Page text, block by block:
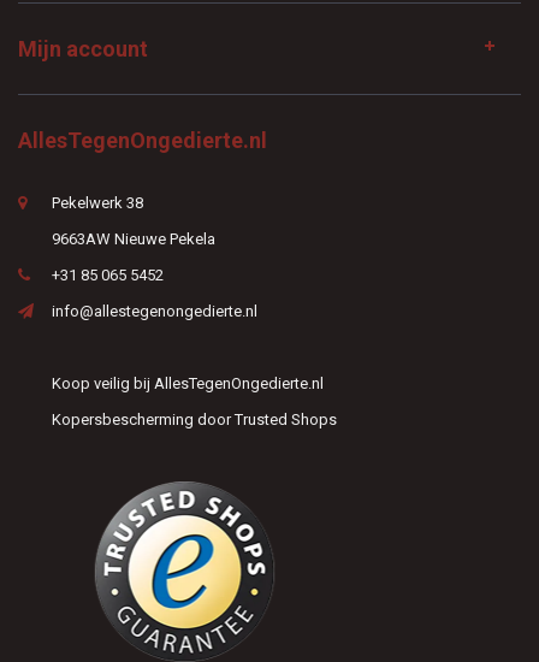
Mijn account
AllesTegenOngedierte.nl
Pekelwerk 38
9663AW Nieuwe Pekela
+31 85 065 5452
info@allestegenongedierte.nl
Koop veilig bij AllesTegenOngedierte.nl
Kopersbescherming door Trusted Shops